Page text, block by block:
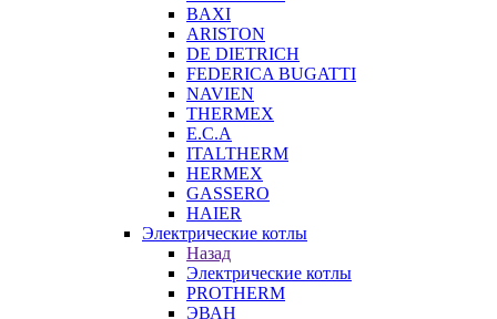
BAXI
ARISTON
DE DIETRICH
FEDERICA BUGATTI
NAVIEN
THERMEX
E.C.A
ITALTHERM
HERMEX
GASSERO
HAIER
Электрические котлы
Назад
Электрические котлы
PROTHERM
ЭВАН